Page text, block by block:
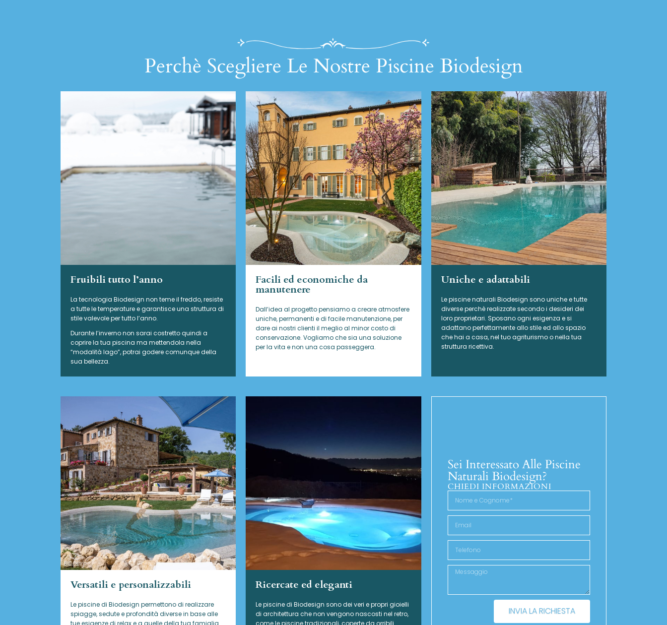
Perchè Scegliere Le Nostre Piscine Biodesign
Fruibili tutto l’anno
La tecnologia Biodesign non teme il freddo, resiste
a tutte le temperature e garantisce una struttura di
stile valevole per tutto l’anno.
Durante l’inverno non sarai costretto quindi a
coprire la tua piscina ma mettendola nella
“modalità lago”, potrai godere comunque della
sua bellezza.
Facili ed economiche da
manutenere
Dall’idea al progetto pensiamo a creare atmosfere
uniche, permanenti e di facile manutenzione, per
dare ai nostri clienti il meglio al minor costo di
conservazione. Vogliamo che sia una soluzione
per la vita e non una cosa passeggera.
Uniche e adattabili
Le piscine naturali Biodesign sono uniche e tutte
diverse perchè realizzate secondo i desideri dei
loro proprietari. Sposano ogni esigenza e si
adattano perfettamente allo stile ed allo spazio
che hai a casa, nel tuo agriturismo o nella tua
struttura ricettiva.
Versatili e personalizzabili
Le piscine di Biodesign permettono di realizzare
spiagge, sedute e profondità diverse in base alle
tue esigenze di relax e a quelle della tua famiglia.
Ricercate ed eleganti
Le piscine di Biodesign sono dei veri e propri gioielli
di architettura che non vengono nascosti nel retro,
come le piscine tradizionali, coperte da orribili
Sei Interessato Alle Piscine
Naturali Biodesign?
CHIEDI INFORMAZIONI
INVIA LA RICHIESTA